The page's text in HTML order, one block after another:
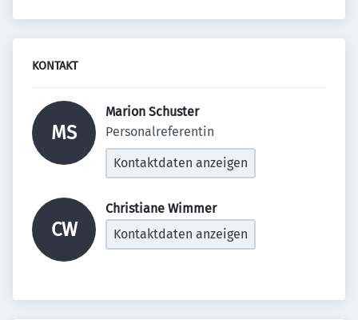
KONTAKT
MS
Marion Schuster
Personalreferentin
Kontaktdaten anzeigen
CW
Christiane Wimmer
Kontaktdaten anzeigen